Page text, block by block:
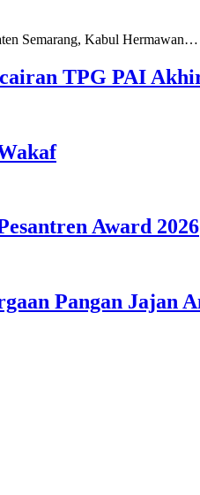
Semarang, Kabul Hermawan…
TPG PAI
Award 2026
Pangan Jajan